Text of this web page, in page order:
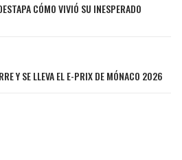
CÓMO VIVIÓ SU INESPERADO
Y SE LLEVA EL E-PRIX DE MÓNACO 2026